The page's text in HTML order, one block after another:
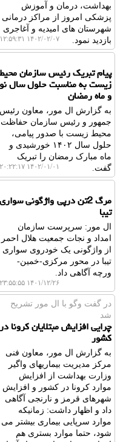
بهداشت، درمان و آموزش
پزشکی امروز از مراکز درمانی
شهرستان های امیدیه و آغاجری
بازدید نمود.
۱۴۰۲/۰۲/۰۷ ۱۲:۵۹:۳۱
پیام تبریک رئیس سازمان محیط
زیست به مناسبت حلول سال نو
و ماه رمضان
به گزارش ال مور، معاون رئیس
جمهور و رئیس سازمان حفاظت
محیط زیست با صدور پیامی،
حلول سال ۱۴۰۲ خورشیدی و
ماه مبارک رمضان را تبریک
گفت.
۱۴۰۲/۰۱/۰۱ ۲۰:۲۲:۱۷
مرگ 2تن درپی واژگونی سواری
تیبا
ال مور: سرپرست سازمان
امداد و نجات جمعیت هلال احمر
از واژگونی یک خودروی سواری
تیبا در محور مرکزی-خمین-
ورچه آگاهی داد.
۱۴۰۱/۱۲/۲۶ ۲۳:۵۵:۵۵
در گفت وگو با ال مور تشریح
شد
چرایی افزایش مبتلایان کرونا در
کشور
به گزارش ال مور، معاون فنی
مرکز مدیریت بیماریهای واگیر
وزارت بهداشت از افزایش
موارد کرونا در کشور و افزایش
شهرهای قرمز و نارنجی آگاهی
داد و اظهار داشت: زمانیکه
موارد سرپایی بیماری بیشتر می
شود، حتما موارد بستری هم